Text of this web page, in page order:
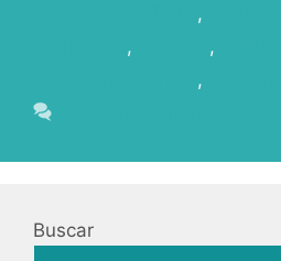
,
, ,
,
Buscar